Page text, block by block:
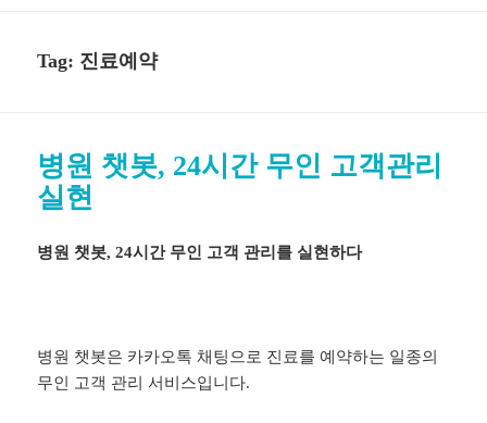
Tag: 진료예약
병원 챗봇, 24시간 무인 고객관리
실현
병원 챗봇, 24시간 무인 고객 관리를 실현하다
병원 챗봇은 카카오톡 채팅으로 진료를 예약하는 일종의
무인 고객 관리 서비스입니다.